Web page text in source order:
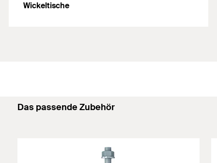
Wickeltische
Das passende Zubehör